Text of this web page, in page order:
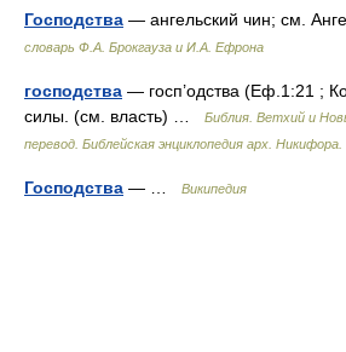
Господства — ангельский чин; см.
словарь Ф.А. Брокгауза и И.А. Ефрона
господства — госп’одства (Еф.1:21 ;
силы. (см. власть) …
Библия. Ветхий и
перевод. Библейская энциклопедия арх. Никифора.
Господства — … Википедия